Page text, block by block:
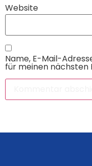
Website
Name, E-Mail-
für meinen